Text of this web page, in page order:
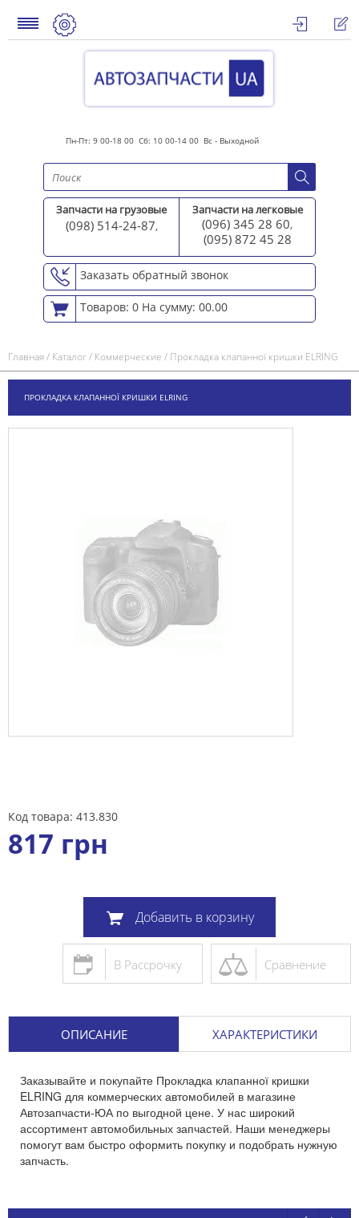
Пн-Пт: 9 00-18 00 Сб: 10 00-14 00 Вс - Выходной
Запчасти на грузовые
(098) 514-24-87,
Запчасти на легковые
(096) 345 28 60,
(095) 872 45 28
Заказать обратный звонок
Товаров: 0 На сумму: 00.00
Главная/ Каталог/ Коммерческие / Прокладка клапанної кришки ELRING
ПРОКЛАДКА КЛАПАННОЇ КРИШКИ ELRING
Код товара: 413.830
817 грн
Добавить в корзину
Сравнение
В Рассрочку
ОПИСАНИЕ ХАРАКТЕРИСТИКИ
Заказывайте и покупайте Прокладка клапанної кришки
ELRING для коммерческих автомобилей в магазине
Автозапчасти-ЮА по выгодной цене. У нас широкий
ассортимент автомобильных запчастей. Наши менеджеры
помогут вам быстро оформить покупку и подобрать нужную
запчасть.